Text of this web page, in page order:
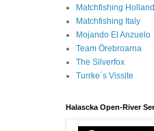
Matchfishing Holland
Matchfishing Italy
Mojando El Anzuelo
Team Örebroarna
The Silverfox
Turrke´s Vissite
Halascka Open-River